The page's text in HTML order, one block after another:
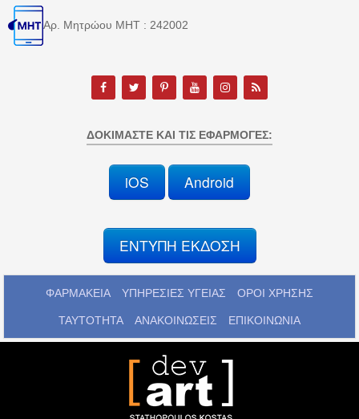
Αρ. Μητρώου MHT : 242002
ΔΟΚΙΜΆΣΤΕ ΚΑΙ ΤΙΣ ΕΦΑΡΜΟΓΈΣ:
iOS Android
ΕΝΤΥΠΗ ΕΚΔΟΣΗ
ΦΑΡΜΑΚΕΙΑ ΥΠΗΡΕΣΙΕΣ ΥΓΕΙΑΣ ΟΡΟΙ ΧΡΗΣΗΣ
ΤΑΥΤΟΤΗΤΑ ΑΝΑΚΟΙΝΩΣΕΙΣ ΕΠΙΚΟΙΝΩΝΙΑ